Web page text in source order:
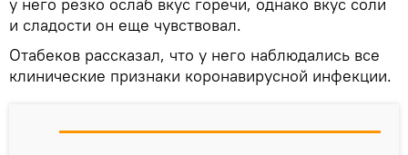
у него резко ослаб вкус горечи, однако вкус соли
и сладости он еще чувствовал.
Отабеков рассказал, что у него наблюдались все
клинические признаки коронавирусной инфекции.